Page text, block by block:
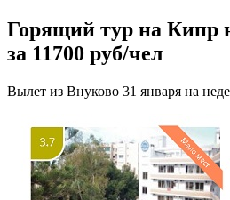
Горящий тур на Кипр
за 11700 руб/чел
Вылет из Внуково 31 января на